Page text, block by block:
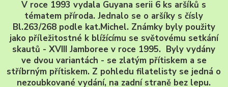
V roce 1993 vydala Guyana serii 6 ks aršíků s
tématem příroda. Jednalo se o aršíky s čísly
Bl.263/268 podle kat.Michel. Známky byly použity
jako příležitostné k blížícímu se světovému setkání
skautů - XVIII Jamboree v roce 1995. Byly vydány
ve dvou variantách - se zlatým přítiskem a se
stříbrným přítiskem. Z pohledu filatelisty se jedná o
nezoubkované vydání, na zadní straně bez lepu.